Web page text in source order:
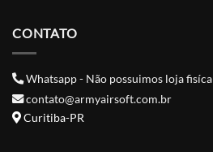
CONTATO
Whatsapp - Não possuimos loja fisíca
contato@armyairsoft.com.br
Curitiba-PR